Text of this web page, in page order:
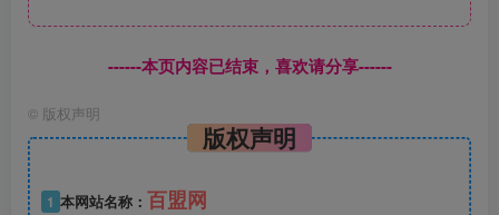
------本页内容已结束，喜欢请分享------
© 版权声明
版权声明
1 本网站名称： 百盟网